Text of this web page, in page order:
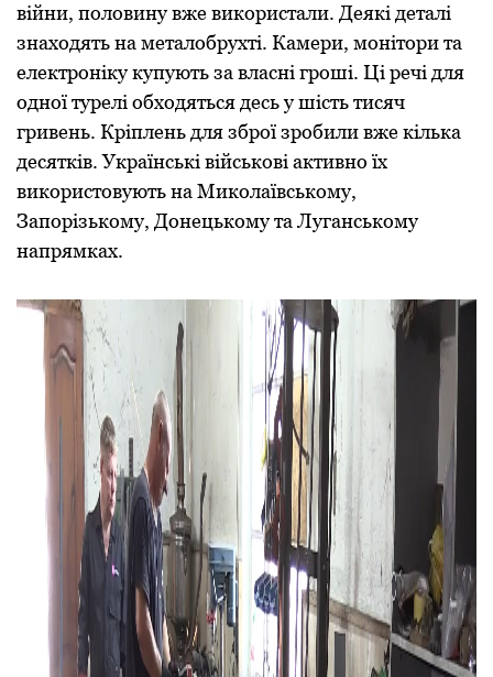
війни, половину вже використали. Деякі деталі
знаходять на металобрухті. Камери, монітори та
електроніку купують за власні гроші. Ці речі для
одної турелі обходяться десь у шість тисяч
гривень. Кріплень для зброї зробили вже кілька
десятків. Українські військові активно їх
використовують на Миколаївському,
Запорізькому, Донецькому та Луганському
напрямках.